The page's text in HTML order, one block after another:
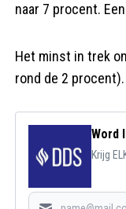
naar 7 procent.
Het minst in trek
rond de 2
Word
Krijg